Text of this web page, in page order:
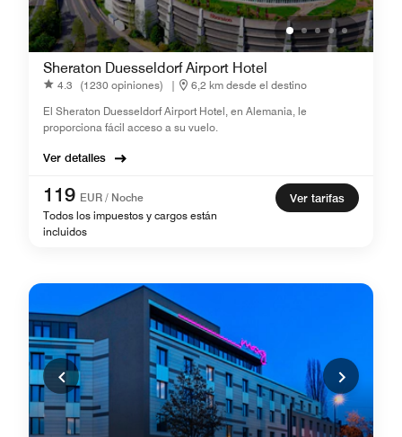
Sheraton Duesseldorf Airport Hotel
4.3 (1230 opiniones) |
6,2 km desde el destino
El Sheraton Duesseldorf Airport Hotel, en Alemania, le
proporciona fácil acceso a su vuelo.
Ver detalles
119 EUR / Noche
Todos los impuestos y cargos están
incluidos
Ver tarifas